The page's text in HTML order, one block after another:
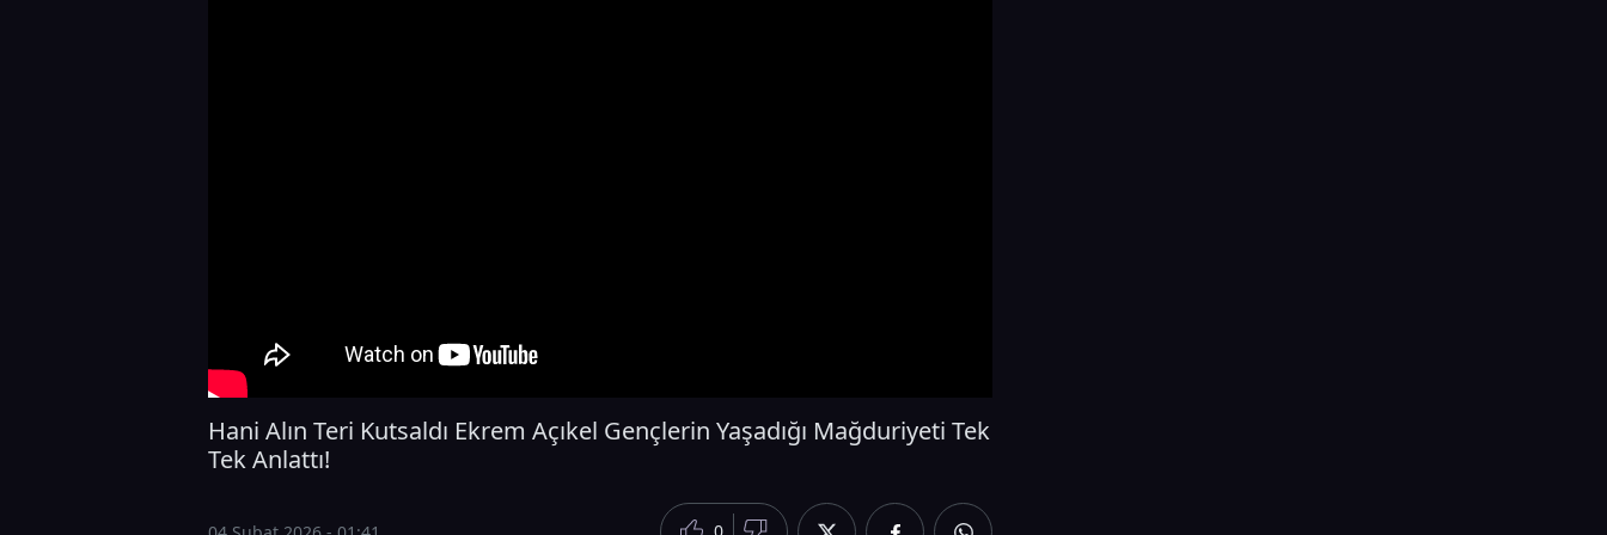
Hani Alın Teri Kutsaldı Ekrem Açıkel Gençlerin Yaşadığı Mağduriyeti Tek
Tek Anlattı!